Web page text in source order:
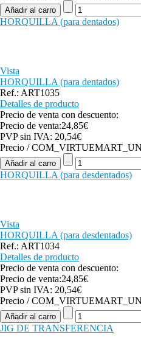
HORQUILLA (para dentados)
Vista
HORQUILLA (para dentados)
Ref.: ART1035
Detalles de producto
Precio de venta con descuento:
Precio de venta:24,85€
PVP sin IVA: 20,54€
Precio /
HORQUILLA (para desdentados)
Vista
HORQUILLA (para desdentados)
Ref.: ART1034
Detalles de producto
Precio de venta con descuento:
Precio de venta:24,85€
PVP sin IVA: 20,54€
Precio /
JIG DE TRANSFERENCIA